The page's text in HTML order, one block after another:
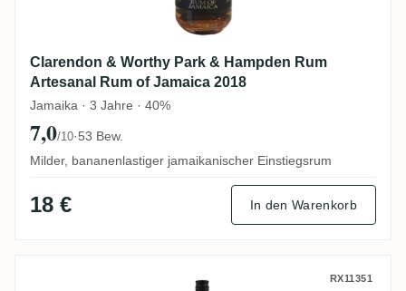
Clarendon & Worthy Park & Hampden Rum
Artesanal Rum of Jamaica 2018
Jamaika · 3 Jahre · 40%
7,0/10·53 Bew.
Milder, bananenlastiger jamaikanischer Einstiegsrum
18 € In den Warenkorb
Worthy Park Select Jamaica Rum RX11351